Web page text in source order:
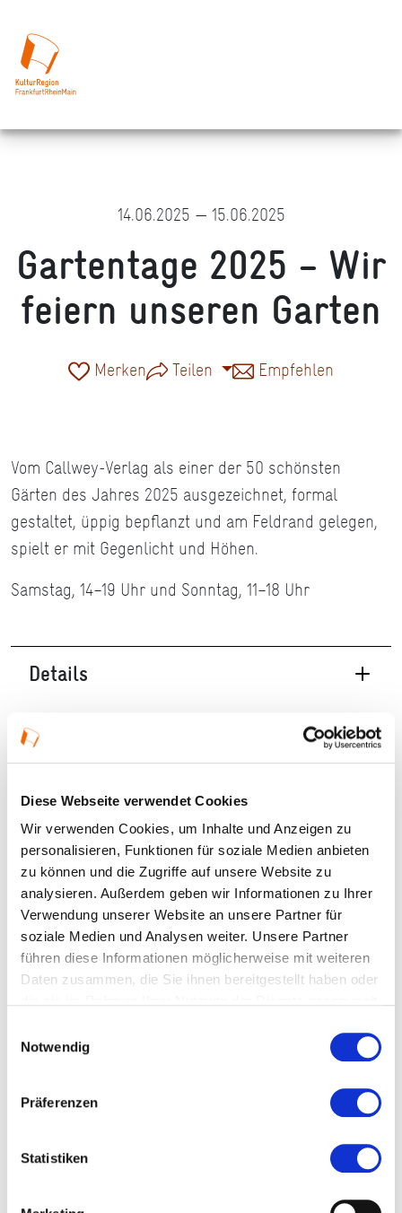
Diese Webseite verwendet Cookies
Wir verwenden Cookies, um Inhalte und Anzeigen zu
personalisieren, Funktionen für soziale Medien anbieten
zu können und die Zugriffe auf unsere Website zu
analysieren. Außerdem geben wir Informationen zu Ihrer
Verwendung unserer Website an unsere Partner für
soziale Medien und Analysen weiter. Unsere Partner
führen diese Informationen möglicherweise mit weiteren
Daten zusammen, die Sie ihnen bereitgestellt haben oder
Notwendig
Präferenzen
Statistiken
14.06.2025 — 15.06.2025
Gartentage 2025 – Wir
feiern unseren Garten
Merken Teilen Empfehlen
Vom Callwey-Verlag als einer der 50 schönsten
Gärten des Jahres 2025 ausgezeichnet, formal
gestaltet, üppig bepflanzt und am Feldrand gelegen,
spielt er mit Gegenlicht und Höhen.
Samstag, 14–19 Uhr und Sonntag, 11–18 Uhr
Details
14.06.2025 — 15.06.2025
Veranstaltungstyp:Offene Tür/Offene Gärten
Kosten und Anmeldung
Ort und Anfahrt
Veranstaltet von